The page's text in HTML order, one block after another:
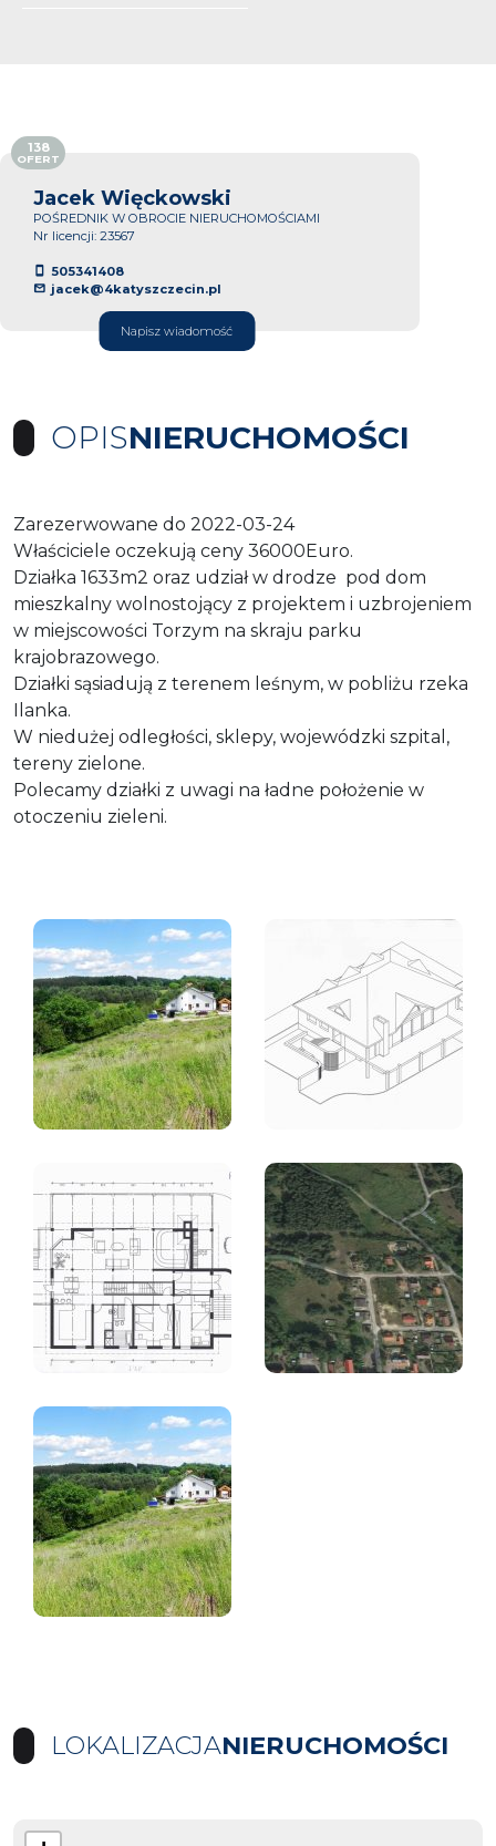
Jacek Więckowski
POŚREDNIK W OBROCIE NIERUCHOMOŚCIAMI
Nr licencji: 23567
505341408
jacek@4katyszczecin.pl
Napisz wiadomość
138
OFERT
OPISNIERUCHOMOŚCI
Zarezerwowane do 2022-03-24
Właściciele oczekują ceny 36000Euro.
Działka 1633m2 oraz udział w drodze pod dom
mieszkalny wolnostojący z projektem i uzbrojeniem
w miejscowości Torzym na skraju parku
krajobrazowego.
Działki sąsiadują z terenem leśnym, w pobliżu rzeka
Ilanka.
W niedużej odległości, sklepy, wojewódzki szpital,
tereny zielone.
Polecamy działki z uwagi na ładne położenie w
otoczeniu zieleni.
LOKALIZACJANIERUCHOMOŚCI